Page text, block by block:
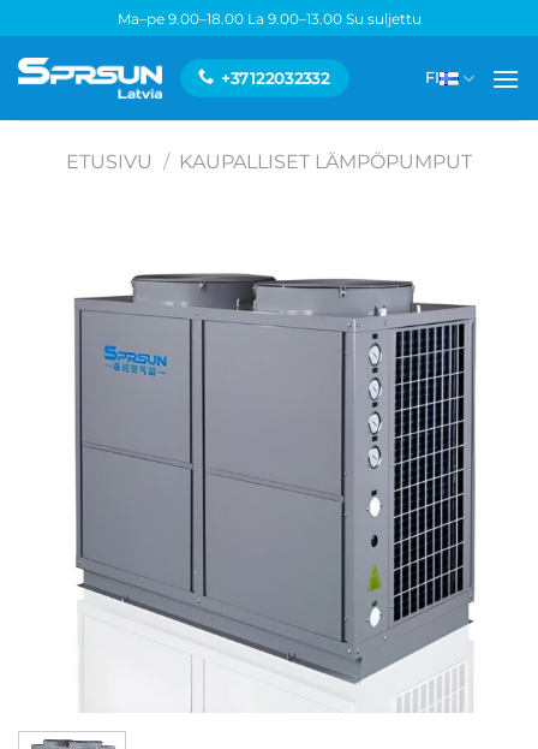
to
content
Ma–pe 9.00–18.00 La 9.00–13.00 Su suljettu
+37122032332 FI
ETUSIVU / KAUPALLISET LÄMPÖPUMPUT